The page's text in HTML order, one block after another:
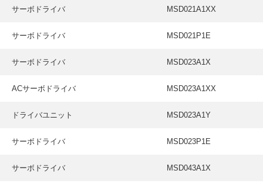
サーボドライバ MSD021A1XX
サーボドライバ MSD021P1E
サーボドライバ MSD023A1X
ACサーボドライバ MSD023A1XX
ドライバユニット MSD023A1Y
サーボドライバ MSD023P1E
サーボドライバ MSD043A1X